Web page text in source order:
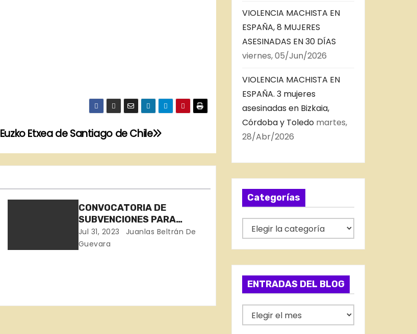
Euzko Etxea de Santiago de Chile
CONVOCATORIA DE
SUBVENCIONES PARA
CENTROS VASCOS – EUSKAL
Jul 31, 2023
Juanlas Beltrán De
Guevara
VIOLENCIA MACHISTA EN
ESPAÑA, 8 MUJERES
ASESINADAS EN 30 DÍAS
viernes, 05/Jun/2026
VIOLENCIA MACHISTA EN
ESPAÑA. 3 mujeres
asesinadas en Bizkaia,
Córdoba y Toledo martes,
28/Abr/2026
Categorías
a
t
e
o
í
ENTRADAS DEL BLOG
N